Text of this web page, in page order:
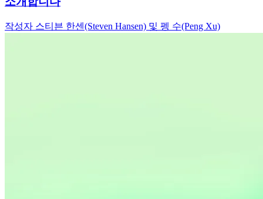
작성자 스티븐 한센(Steven Hansen) 및 펭 수(Peng Xu)